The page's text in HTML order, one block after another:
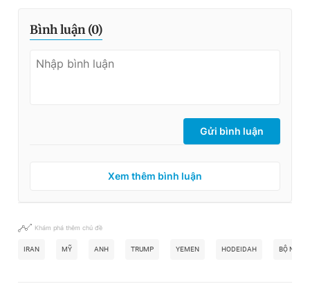
Bình luận (0)
Gửi bình luận
Xem thêm bình luận
Khám phá thêm chủ đề
IRAN MỸ ANH TRUMP YEMEN HODEIDAH BỘ